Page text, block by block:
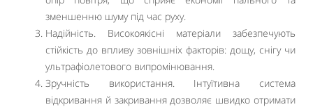
зменшенню шуму під час руху.
Надійність. Високоякісні матеріали забезпечують
стійкість до впливу зовнішніх факторів: дощу, снігу чи
ультрафіолетового випромінювання.
Зручність використання. Інтуїтивна система
відкривання й закривання дозволяє швидко отримати